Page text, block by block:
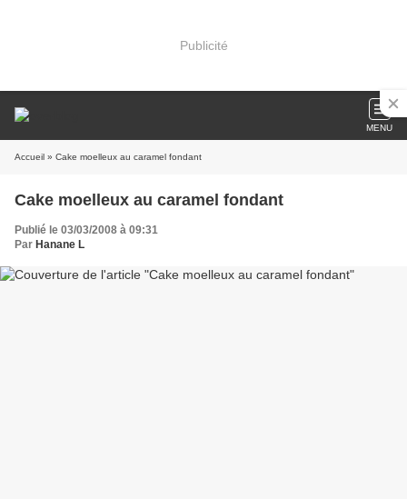
Publicité
MENU
Accueil » Cake moelleux au caramel fondant
Cake moelleux au caramel fondant
Publié le 03/03/2008 à 09:31
Par Hanane L